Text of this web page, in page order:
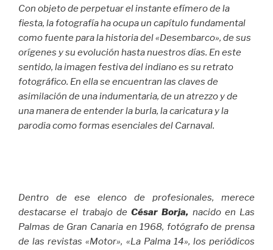
Con objeto de perpetuar el instante efímero de la
fiesta, la fotografía ha ocupa un capítulo fundamental
como fuente para la historia del «Desembarco», de sus
orígenes y su evolución hasta nuestros días. En este
sentido, la imagen festiva del indiano es su retrato
fotográfico. En ella se encuentran las claves de
asimilación de una indumentaria, de un atrezzo y de
una manera de entender la burla, la caricatura y la
parodia como formas esenciales del Carnaval.
Dentro de ese elenco de profesionales, merece
destacarse el trabajo de César Borja, nacido en Las
Palmas de Gran Canaria en 1968, fotógrafo de prensa
de las revistas «Motor», «La Palma 14», los periódicos